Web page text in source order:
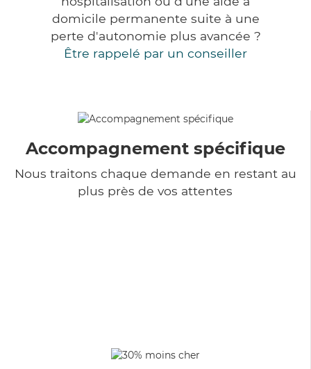
domicile permanente suite à une
perte d'autonomie plus avancée ?
Être rappelé par un conseiller
Accompagnement spécifique
Nous traitons chaque demande en restant au
plus près de vos attentes